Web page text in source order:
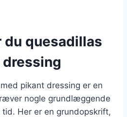
du quesadillas
pikant dressing er en
nogle grundlæggende
Her er en grundopskrift,